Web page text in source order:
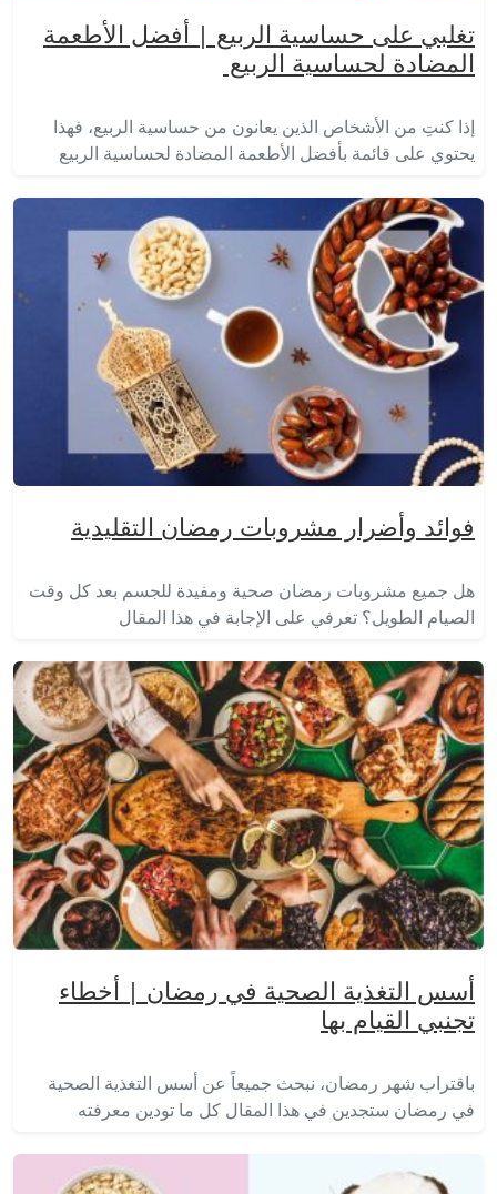
تغلبي على حساسية الربيع | أفضل الأطعمة
المضادة لحساسية الربيع
إذا كنتِ من الأشخاص الذين يعانون من حساسية الربيع، فهذا
يحتوي على قائمة بأفضل الأطعمة المضادة لحساسية الربيع
فوائد وأضرار مشروبات رمضان التقليدية
هل جميع مشروبات رمضان صحية ومفيدة للجسم بعد كل وقت
الصيام الطويل؟ تعرفي على الإجابة في هذا المقال
أسس التغذية الصحية في رمضان | أخطاء
تجنبي القيام بها
باقتراب شهر رمضان، نبحث جميعاً عن أسس التغذية الصحية
في رمضان ستجدين في هذا المقال كل ما تودين معرفته